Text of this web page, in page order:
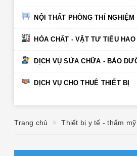
NỘI THẤT PHÒNG THÍ NGHIỆM
HÓA CHẤT - VẬT TƯ TIÊU HAO
DỊCH VỤ SỬA CHỮA - BẢO
DỊCH VỤ CHO THUÊ THIẾT BỊ
Trang chủ Thiết bị y tế - thẩm mỹ